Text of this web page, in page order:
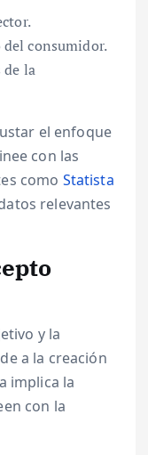
consumidor.
de la
el enfoque
con las
como Statista
relevantes
y la
a la creación
implica la
con la